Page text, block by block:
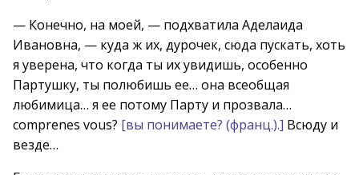
— Конечно, на моей, — подхватила Аделаида
Ивановна, — куда ж их, дурочек, сюда пускать, хоть
я уверена, что когда ты их увидишь, особенно
Партушку, ты полюбишь ее… она всеобщая
любимица… я ее потому Парту и прозвала…
comprenes vous? [вы понимаете? (франц.).] Всюду и
везде…